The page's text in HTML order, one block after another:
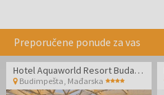
Preporučene ponude za vas
Hotel Aquaworld Resort Budapest
Budimpešta Mađarska